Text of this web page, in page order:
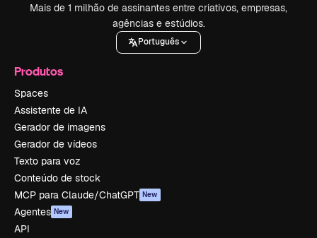
Mais de 1 milhão de assinantes entre criativos, empresas,
agências e estúdios.
Português
Produtos
Spaces
Assistente de IA
Gerador de imagens
Gerador de vídeos
Texto para voz
Conteúdo de stock
MCP para Claude/ChatGPT New
Agentes New
API